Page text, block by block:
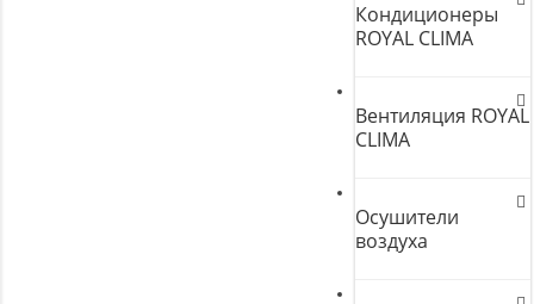
Кондиционеры
ROYAL CLIMA
Вентиляция ROYAL
CLIMA
Осушители
воздуха